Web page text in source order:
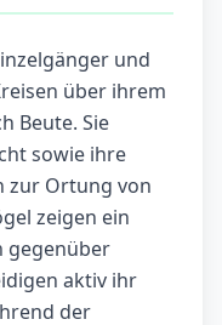
und
über ihrem
Beute. Sie
sowie ihre
zur Ortung von
zeigen ein
gegenüber
aktiv ihr
der